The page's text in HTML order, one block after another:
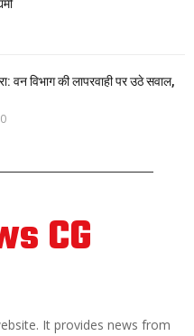
वन विभाग की लापरवाही पर उठे सवाल,
0
CG
It provides news from